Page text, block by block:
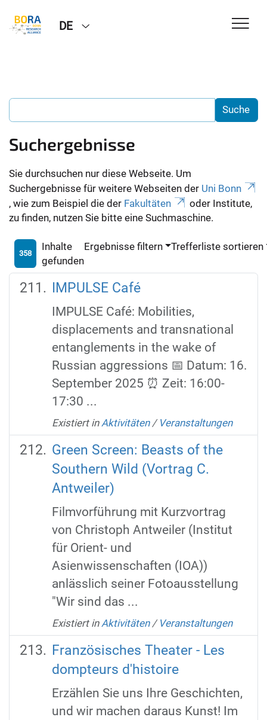
DE
Suchergebnisse
Sie durchsuchen nur diese Webseite. Um
Suchergebnisse für weitere Webseiten der Uni Bonn
, wie zum Beispiel die der Fakultäten
oder Institute,
zu finden, nutzen Sie bitte eine Suchmaschine.
358
Inhalte
gefunden
Ergebnisse filtern Trefferliste sortieren
IMPULSE Café
IMPULSE Café: Mobilities,
displacements and transnational
entanglements in the wake of
Russian aggressions 📅 Datum: 16.
September 2025 ⏰ Zeit: 16:00-
17:30 ...
Existiert in Aktivitäten / Veranstaltungen
Green Screen: Beasts of the
Southern Wild (Vortrag C.
Antweiler)
Filmvorführung mit Kurzvortrag
von Christoph Antweiler (Institut
für Orient- und
Asienwissenschaften (IOA))
anlässlich seiner Fotoausstellung
"Wir sind das ...
Existiert in Aktivitäten / Veranstaltungen
Französisches Theater - Les
dompteurs d'histoire
Erzählen Sie uns Ihre Geschichten,
und wir machen daraus Kunst! Im